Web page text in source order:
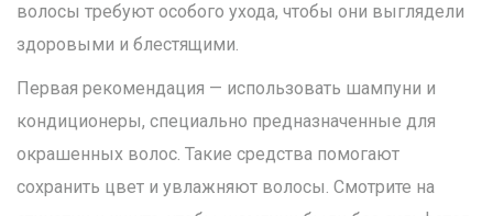
волосы требуют особого ухода, чтобы они выглядели
здоровыми и блестящими.
Первая рекомендация — использовать шампуни и
кондиционеры, специально предназначенные для
окрашенных волос. Такие средства помогают
сохранить цвет и увлажняют волосы. Смотрите на